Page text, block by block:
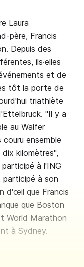
Laura
père, Francis
Depuis des
ils·elles
et de
tôt la porte de
triathlète
"Il y a
au Walfer
ensemble
dix kilomètres",
participé à l'ING
participé à son
d'œil que Francis
que Boston
World Marathon
à Sydney.